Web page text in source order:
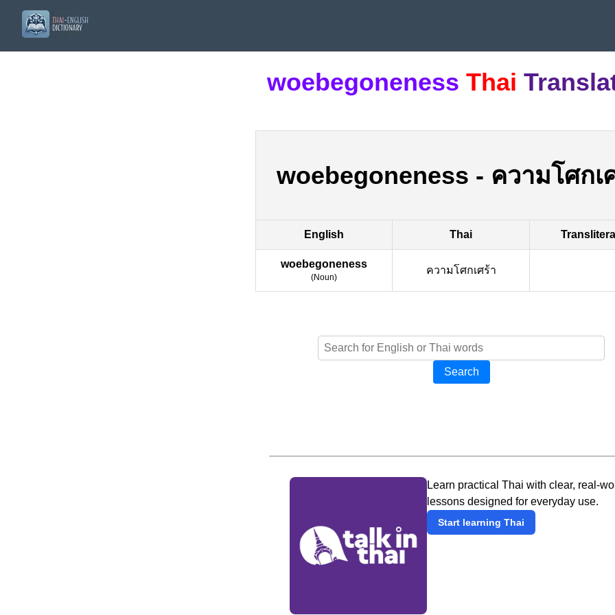
woebegoneness Thai
woebegoneness - ความโศกเ
English Thai
woebegoneness
(Noun)
ความโศกเศร้า
Search
Learn practical Thai with clear, real-
lessons designed for everyday use.
Start learning Thai